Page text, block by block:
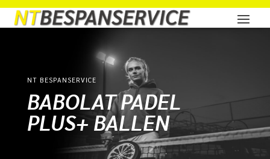
NT BESPANSERVICE
BABOLAT PADEL
PLUS+ BALLEN